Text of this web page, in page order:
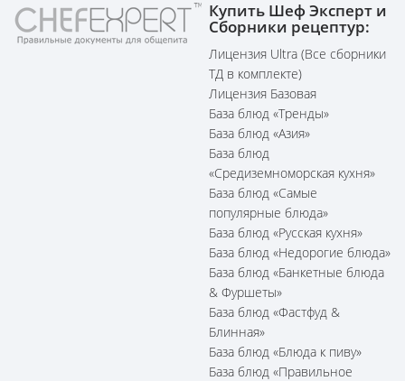
Купить Шеф Эксперт и
Сборники рецептур:
Лицензия Ultra (Все сборники
ТД в комплекте)
Лицензия Базовая
База блюд «Тренды»
База блюд «Азия»
База блюд
«Средиземноморская кухня»
База блюд «Самые
популярные блюда»
База блюд «Русская кухня»
База блюд «Недорогие блюда»
База блюд «Банкетные блюда
& Фуршеты»
База блюд «Фастфуд &
Блинная»
База блюд «Блюда к пиву»
База блюд «Правильное